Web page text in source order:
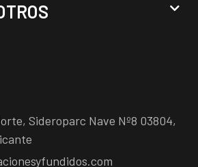
Sideroparc Nave Nº8 03804,